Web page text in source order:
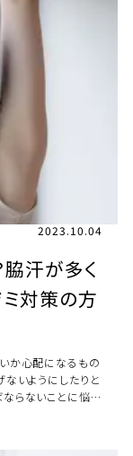
2023.10.04
汗が多く
対策の方
か心配になるもの
いようにしたりと
らないことに悩ん